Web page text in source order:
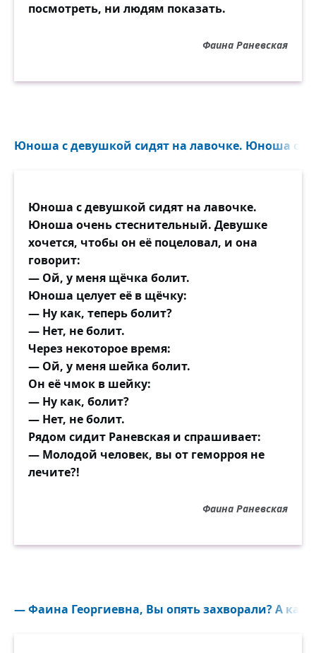
посмотреть, ни людям показать.
Фаина Раневская
Юноша с девушкой сидят на лавочке. Юноша
Юноша с девушкой сидят на лавочке.
Юноша очень стеснительный. Девушке
хочется, чтобы он её поцеловал, и она
говорит:
— Ой, у меня щёчка болит.
Юноша целует её в щёчку:
— Ну как, теперь болит?
— Нет, не болит.
Через некоторое время:
— Ой, у меня шейка болит.
Он её чмок в шейку:
— Ну как, болит?
— Нет, не болит.
Рядом сидит Раневская и спрашивает:
— Молодой человек, вы от геморроя не
лечите?!
Фаина Раневская
— Фаина Георгиевна, Вы опять захворали? А